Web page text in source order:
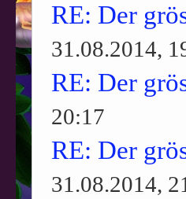
RE: Der
31.08.2014,
RE: Der
20:17
RE: Der
31.08.2014,